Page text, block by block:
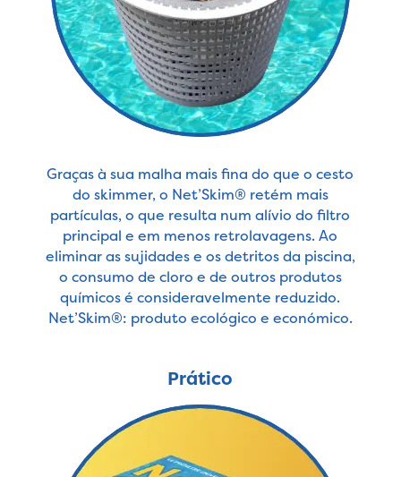
Graças à sua malha mais fina do que o cesto
do skimmer, o Net’Skim® retém mais
partículas, o que resulta num alívio do filtro
principal e em menos retrolavagens. Ao
eliminar as sujidades e os detritos da piscina,
o consumo de cloro e de outros produtos
químicos é consideravelmente reduzido.
Net’Skim®: produto ecológico e económico.
Prático